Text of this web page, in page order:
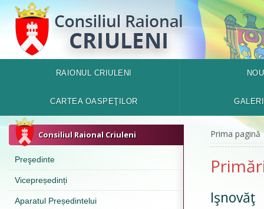
RAIONUL CRIULENI
CARTEA OASPEŢILOR
Consiliul Raional Criuleni
Preşedinte
Vicepreședinți
Aparatul Președintelui
Prima pagină
Işnovăţ